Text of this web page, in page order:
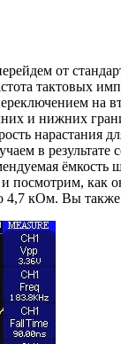
от
тактовых
и нижних
нарастания
в
как
4,7 кОм. Вы